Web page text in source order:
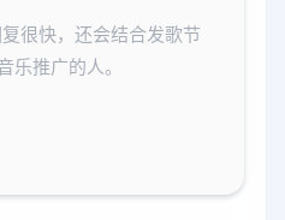
很快，还会结合发歌节
乐推广的人。